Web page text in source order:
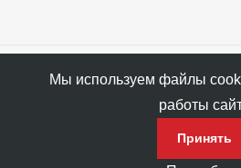
Все права защищены © 1993—2025
Мы используем файлы
работы
Принять